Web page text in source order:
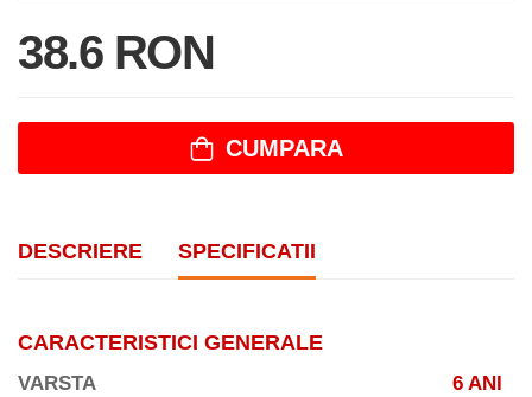
38.6 RON
CUMPARA
DESCRIERE SPECIFICATII
CARACTERISTICI GENERALE
VARSTA
6 ANI